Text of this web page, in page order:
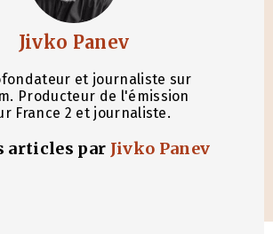
Jivko Panev
et journaliste sur
Producteur de l'émission
France 2 et journaliste.
articles par Jivko Panev